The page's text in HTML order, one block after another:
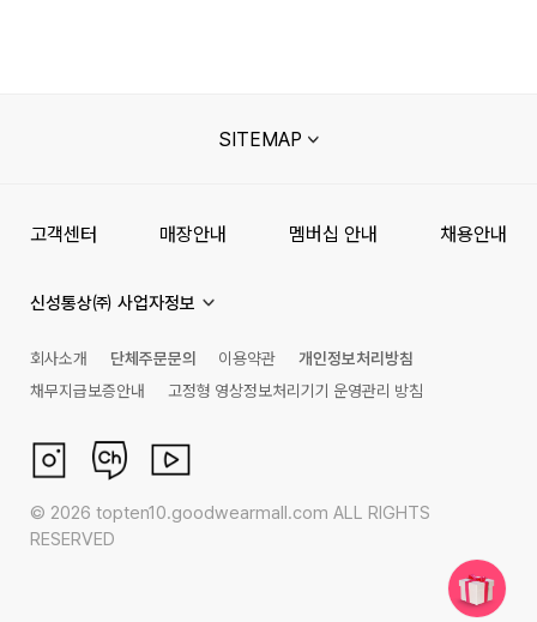
SITEMAP
고객센터 매장안내 멤버십 안내 채용안내
신성통상㈜ 사업자정보
회사소개 단체주문문의 이용약관
개인정보처리방침
채무지급보증안내
고정형 영상정보처리기기 운영관리 방침
© 2026 topten10.goodwearmall.com ALL RIGHTS
RESERVED